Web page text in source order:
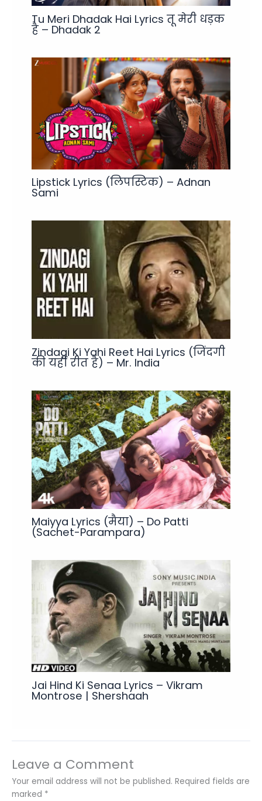
Tu Meri Dhadak Hai Lyrics तू मेरी धड़क
है – Dhadak 2
Lipstick Lyrics (लिपस्टिक) – Adnan
Sami
Zindagi Ki Yahi Reet Hai Lyrics (जिंदगी
की यहीं रीत है) – Mr. India
Maiyya Lyrics (मैया) – Do Patti
(Sachet-Parampara)
Jai Hind Ki Senaa Lyrics – Vikram
Montrose | Shershaah
Leave a Comment
Your email address will not be published. Required fields are
marked *